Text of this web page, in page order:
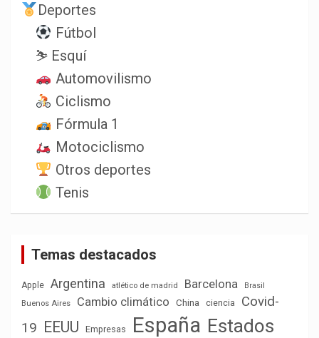
Deportes
Fútbol
⛷️ Esquí
Automovilismo
Ciclismo
Fórmula 1
Motociclismo
Otros deportes
Tenis
Temas destacados
Apple Argentina atlético de madrid Barcelona
Brasil
Buenos Aires
Cambio climático China ciencia
Covid-
19 EEUU Empresas España Estados